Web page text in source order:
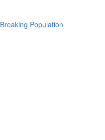
Breaking Population